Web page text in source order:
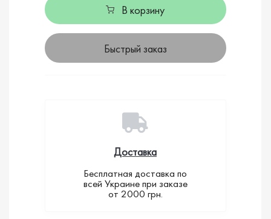
В корзину
Быстрый заказ
Доставка
Бесплатная доставка по
всей Украине при заказе
от 2000 грн.